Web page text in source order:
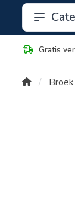
Gratis